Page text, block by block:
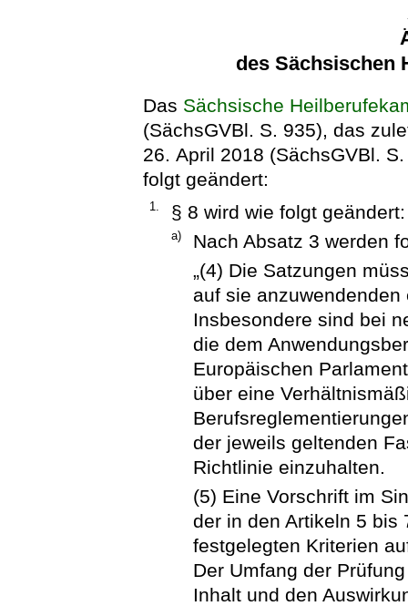
des Sächsischen
Das Sächsische
(SächsGVBl. S. 935), das
26. April 2018 (SächsGVBl.
folgt geändert:
1. § 8 wird wie folgt geändert:
a)
Nach Absatz 3 werden
„(4) Die Satzungen
auf sie
Insbesondere sind bei
die dem
Europäischen
über eine
der jeweils geltenden
Richtlinie einzuhalten.
(5) Eine Vorschrift im
der in den Artikeln 5 bis
festgelegten Kriterien
Der Umfang der
Inhalt und den